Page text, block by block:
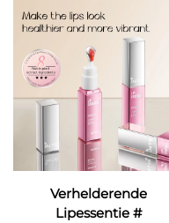
Verhelderende
Lipessentie #